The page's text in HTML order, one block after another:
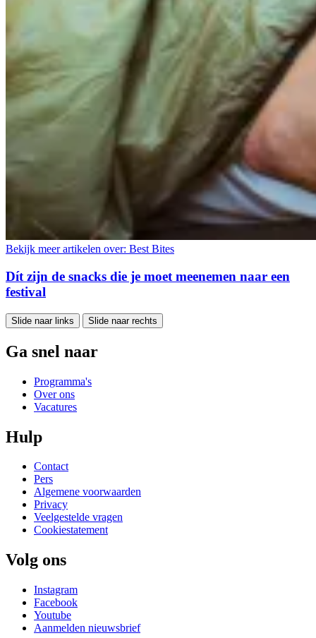
Bekijk meer artikelen over: Best Bites
Dít zijn de snacks die je moet meenemen naar een
festival
Slide naar links Slide naar rechts
Ga snel naar
Programma's
Over ons
Vacatures
Hulp
Contact
Pers
Algemene voorwaarden
Privacy
Veelgestelde vragen
Cookiestatement
Volg ons
Instagram
Facebook
Youtube
Aanmelden nieuwsbrief